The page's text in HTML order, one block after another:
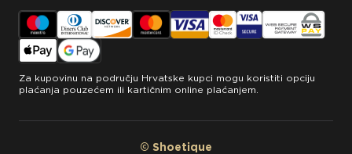
Za kupovinu na području Hrvatske kupci mogu koristiti opciju
plaćanja pouzećem ili kartičnim online plaćanjem.
© Shoetique